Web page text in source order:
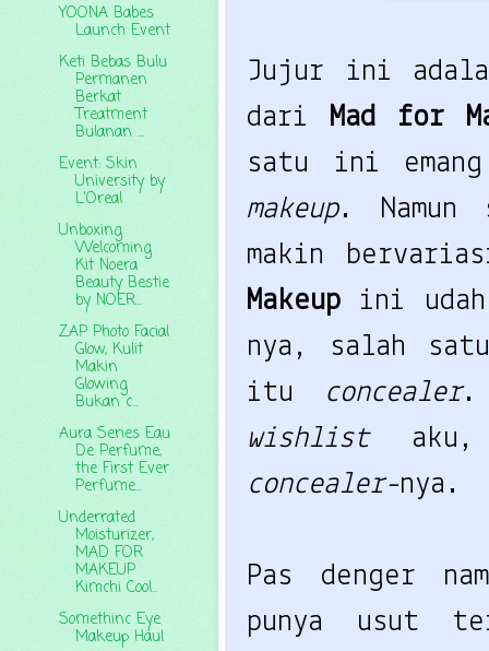
Jujur ini
dari Mad for
satu ini
makeup. Namun
makin
Makeup ini
nya, salah
itu
concealer.
wishlist
concealer-nya.
Pas denger
punya usut
YOONA Babes
Launch Event
Keti Bebas Bulu
Permanen
Berkat
Treatment
Bulanan ...
Event: Skin
University by
L'Oreal
Unboxing
Welcoming
Kit Noera
Beauty Bestie
by NOER...
ZAP Photo Facial
Glow, Kulit
Makin
Glowing
Bukan c...
Aura Series Eau
De Perfume,
the First Ever
Perfume...
Underrated
Moisturizer,
MAD FOR
MAKEUP
Kimchi Cool...
Somethinc Eye
Makeup Haul